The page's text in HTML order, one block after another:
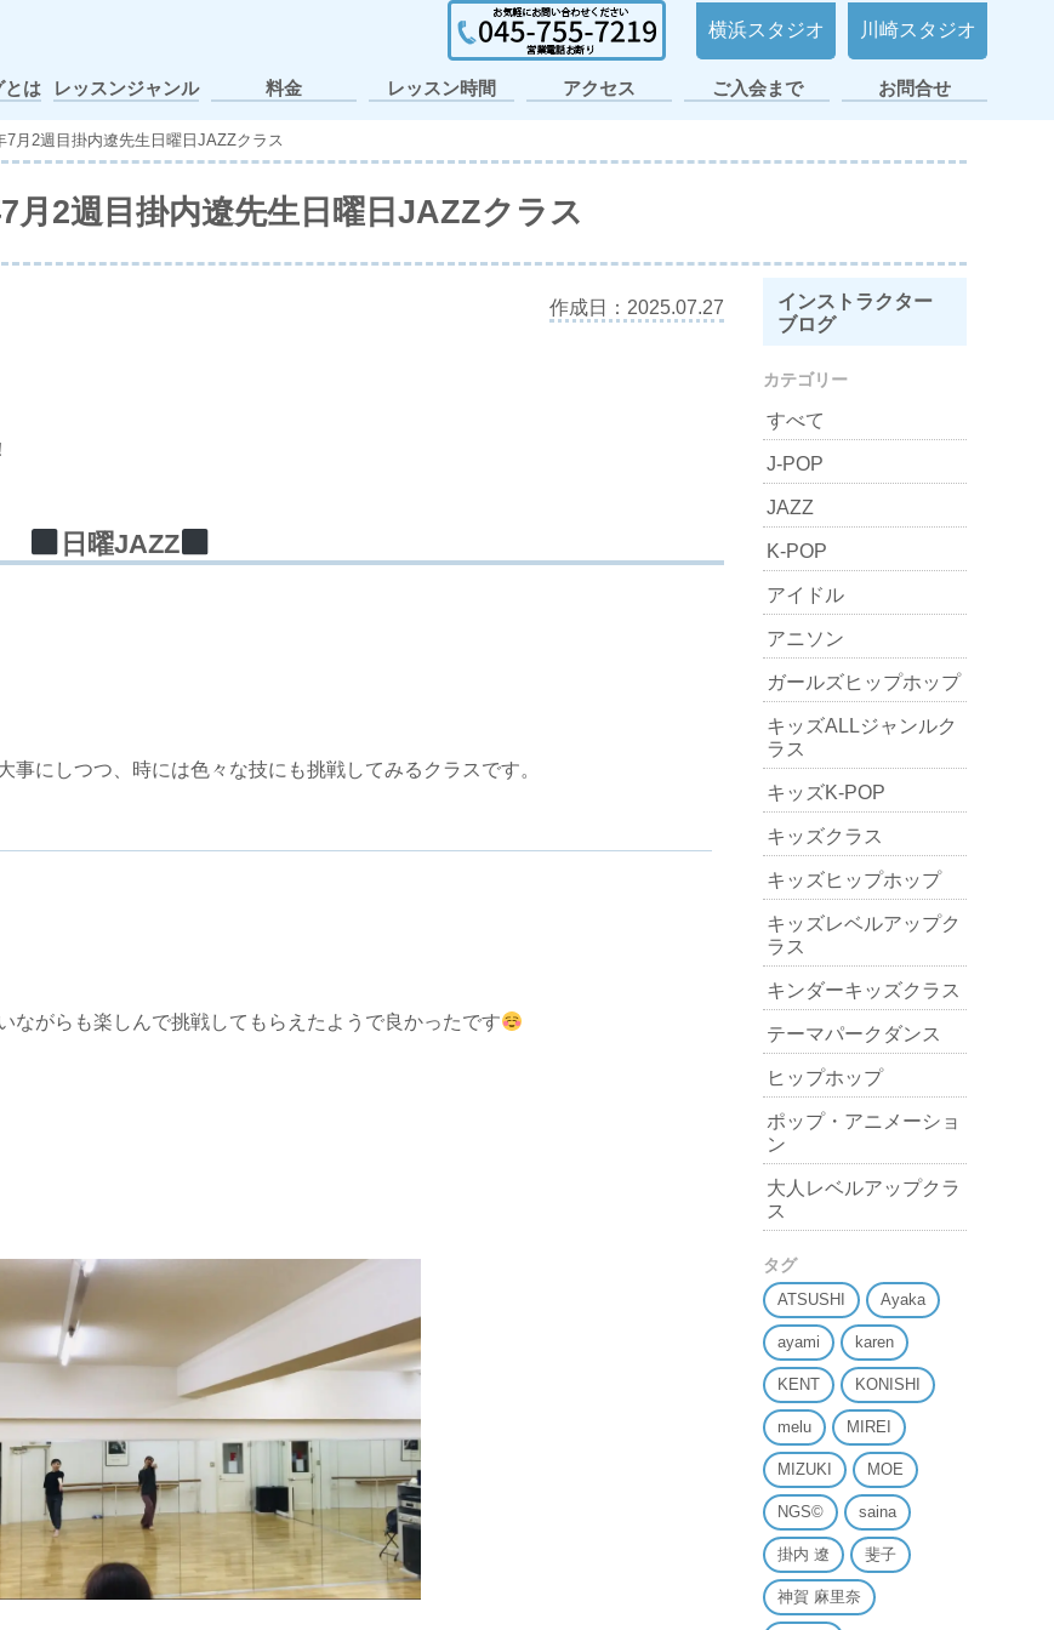
横浜スタジオ 川崎スタジオ
とは
レッスンジャンル
ップ
ション
張レッスン
料金 レッスン時間
アクセス
ご入会まで お問合せ
7月2週目掛内遼先生日曜日JAZZクラス
月2週目掛内遼先生日曜日JAZZクラス
作成日：2025.07.27
日曜JAZZ
にしつつ、時には色々な技にも挑戦してみるクラスです。
ながらも楽しんで挑戦してもらえたようで良かったです
インストラクター
ブログ
カテゴリー
すべて
J-POP
JAZZ
K-POP
アイドル
アニソン
ガールズヒップホップ
キッズALLジャンルク
ラス
キッズK-POP
キッズクラス
キッズヒップホップ
キッズレベルアップク
ラス
キンダーキッズクラス
テーマパークダンス
ヒップホップ
ポップ・アニメーショ
ン
大人レベルアップクラ
ス
タグ
ATSUSHI Ayaka
ayami karen
KENT KONISHI
melu MIREI
MIZUKI MOE
NGS© saina
掛内 遼 斐子
神賀 麻里奈